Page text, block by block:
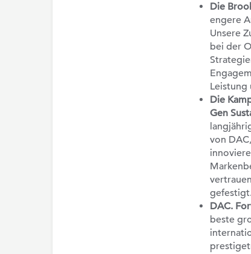
Die
engere
Unsere
bei der
Leistung
Die
Gen
von
gefestigt.
DAC.
beste